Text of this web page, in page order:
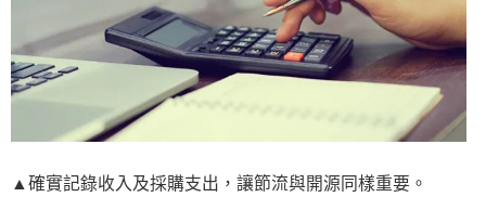
▲確實記錄收入及採購支出，讓節流與開源同樣重要。